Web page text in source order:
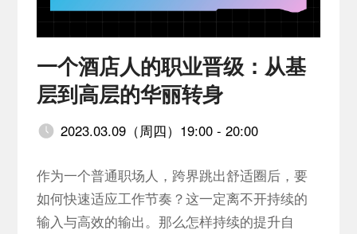
一个酒店人的职业晋级：从基
层到高层的华丽转身
2023.03.09（周四）19:00 - 20:00
作为一个普通职场人，跨界跳出舒适圈后，要
如何快速适应工作节奏？这一定离不开持续的
输入与高效的输出。那么怎样持续的提升自